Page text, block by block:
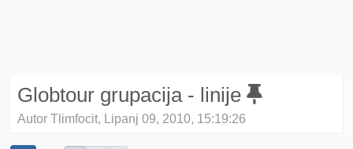
Globtour grupacija - linije
Autor Tlimfocit, Lipanj 09, 2010, 15:19:26